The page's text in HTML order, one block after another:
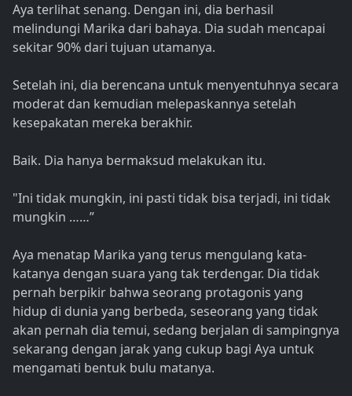
Aya terlihat senang. Dengan ini, dia berhasil
melindungi Marika dari bahaya. Dia sudah mencapai
sekitar 90% dari tujuan utamanya.
Setelah ini, dia berencana untuk menyentuhnya secara
moderat dan kemudian melepaskannya setelah
kesepakatan mereka berakhir.
Baik. Dia hanya bermaksud melakukan itu.
"Ini tidak mungkin, ini pasti tidak bisa terjadi, ini tidak
mungkin ……”
Aya menatap Marika yang terus mengulang kata-
katanya dengan suara yang tak terdengar. Dia tidak
pernah berpikir bahwa seorang protagonis yang
hidup di dunia yang berbeda, seseorang yang tidak
akan pernah dia temui, sedang berjalan di sampingnya
sekarang dengan jarak yang cukup bagi Aya untuk
mengamati bentuk bulu matanya.